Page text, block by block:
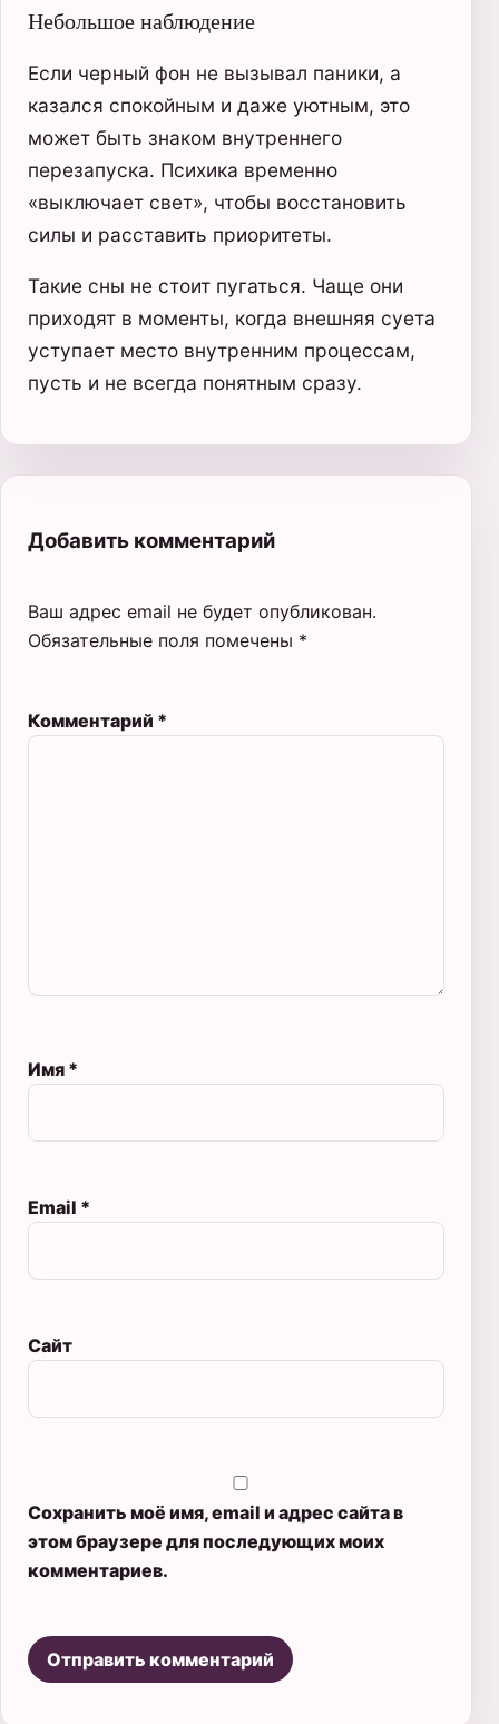
Небольшое наблюдение
Если черный фон не вызывал паники, а
казался спокойным и даже уютным, это
может быть знаком внутреннего
перезапуска. Психика временно
«выключает свет», чтобы восстановить
силы и расставить приоритеты.
Такие сны не стоит пугаться. Чаще они
приходят в моменты, когда внешняя суета
уступает место внутренним процессам,
пусть и не всегда понятным сразу.
Добавить комментарий
Ваш адрес email не будет опубликован.
Обязательные поля помечены *
Комментарий *
Имя *
Email *
Сайт
Сохранить моё имя, email и адрес сайта в
этом браузере для последующих моих
комментариев.